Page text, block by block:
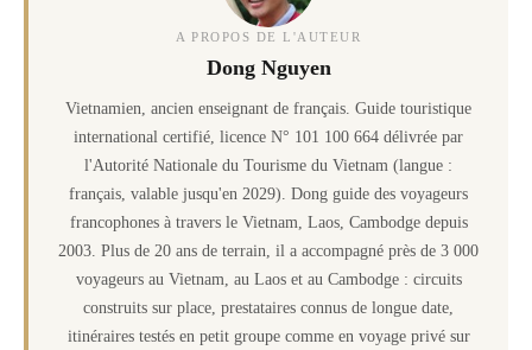
A PROPOS DE L'AUTEUR
Dong Nguyen
Vietnamien, ancien enseignant de français. Guide touristique
international certifié, licence N° 101 100 664 délivrée par
l'Autorité Nationale du Tourisme du Vietnam (langue :
français, valable jusqu'en 2029). Dong guide des voyageurs
francophones à travers le Vietnam, Laos, Cambodge depuis
2003. Plus de 20 ans de terrain, il a accompagné près de 3 000
voyageurs au Vietnam, au Laos et au Cambodge : circuits
construits sur place, prestataires connus de longue date,
itinéraires testés en petit groupe comme en voyage privé sur